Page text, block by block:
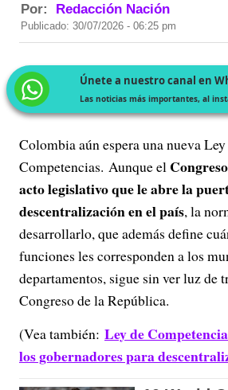
Por: Redacción Nación
Publicado: 30/07/2026 - 06:25 pm
Únete a nuestro canal en
Las noticias más importantes, al
Colombia aún espera una nueva
Competencias. Aunque el
acto legislativo que le abre la
descentralización en el país, la
desarrollarlo, que además define
funciones les corresponden a los
departamentos, sigue sin ver luz de
Congreso de la República.
(Vea también: Ley de
los gobernadores para